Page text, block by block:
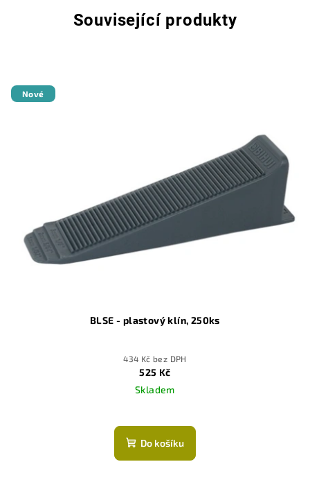
Související produkty
Nové
BLSE - plastový klín, 250ks
434 Kč bez DPH
525 Kč
Skladem
Do košíku